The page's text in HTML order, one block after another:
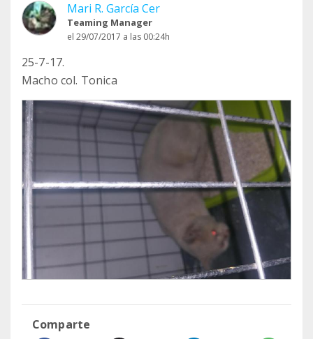
Mari R. García Cer
Teaming Manager
el 29/07/2017 a las 00:24h
25-7-17.
Macho col. Tonica
Comparte